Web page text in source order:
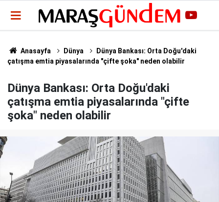
Anasayfa Dünya
Dünya Bankası: Orta Doğu'daki
çatışma emtia piyasalarında "çifte şoka" neden olabilir
Dünya Bankası: Orta Doğu'daki
çatışma emtia piyasalarında "çifte
şoka" neden olabilir